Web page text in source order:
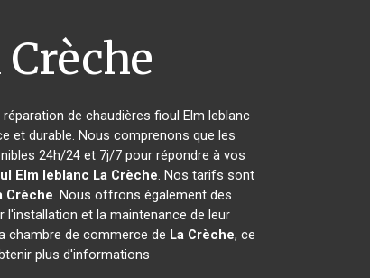
Crèche
de chaudières fioul Elm leblanc
et durable. Nous comprenons que les
24h/24 et 7j/7 pour répondre à vos
Elm leblanc La Crèche. Nos tarifs sont
Crèche. Nous offrons également des
et la maintenance de leur
chambre de commerce de La Crèche, ce
plus d'informations